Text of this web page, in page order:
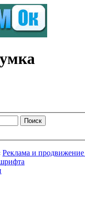
Реклама и продвижение